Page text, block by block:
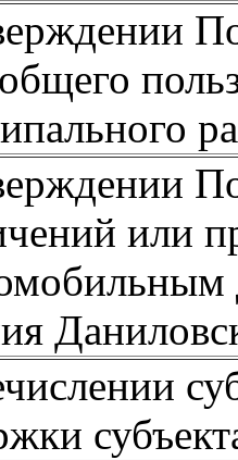
или